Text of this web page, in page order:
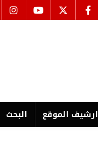
ارشیف الموقع البحث